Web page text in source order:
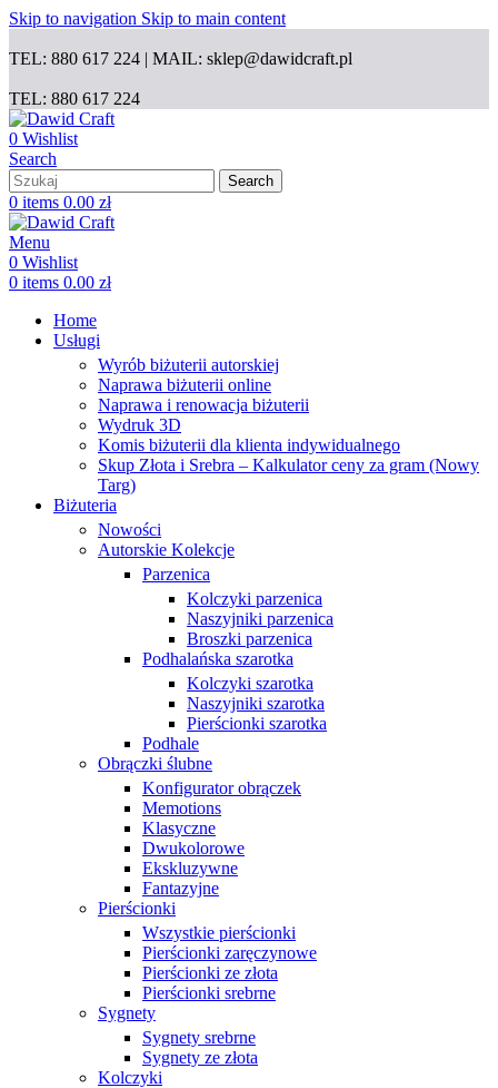
Skip to navigation Skip to main content
TEL: 880 617 224 | MAIL: sklep@dawidcraft.pl
TEL: 880 617 224
0 Wishlist
Search
Search
0 items 0.00 zł
Menu
0 Wishlist
0 items 0.00 zł
Home
Usługi
Wyrób biżuterii autorskiej
Naprawa biżuterii online
Naprawa i renowacja biżuterii
Wydruk 3D
Komis biżuterii dla klienta indywidualnego
Skup Złota i Srebra – Kalkulator ceny za gram (Nowy
Targ)
Biżuteria
Nowości
Autorskie Kolekcje
Parzenica
Kolczyki parzenica
Naszyjniki parzenica
Broszki parzenica
Podhalańska szarotka
Kolczyki szarotka
Naszyjniki szarotka
Pierścionki szarotka
Podhale
Obrączki ślubne
Konfigurator obrączek
Memotions
Klasyczne
Dwukolorowe
Ekskluzywne
Fantazyjne
Pierścionki
Wszystkie pierścionki
Pierścionki zaręczynowe
Pierścionki ze złota
Pierścionki srebrne
Sygnety
Sygnety srebrne
Sygnety ze złota
Kolczyki